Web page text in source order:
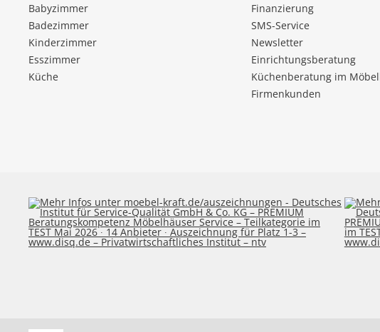
Babyzimmer
Badezimmer
Kinderzimmer
Esszimmer
Küche
Finanzierung
SMS-Service
Newsletter
Einrichtungsberatung
Küchenberatung im
Firmenkunden